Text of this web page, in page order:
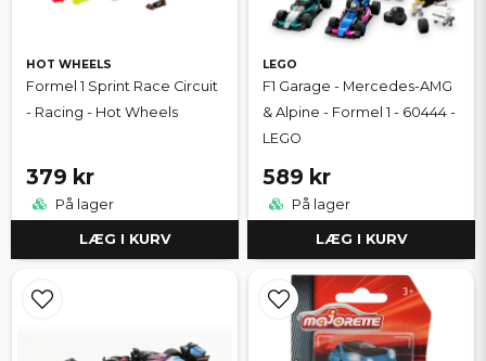
HOT WHEELS
Formel 1 Sprint Race Circuit
- Racing - Hot Wheels
379 kr
På lager
LÆG I KURV
LEGO
F1 Garage - Mercedes-AMG
& Alpine - Formel 1 - 60444 -
LEGO
589 kr
På lager
LÆG I KURV